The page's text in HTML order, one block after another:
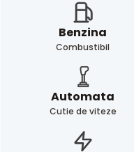
Benzina
Combustibil
Automata
Cutie de viteze